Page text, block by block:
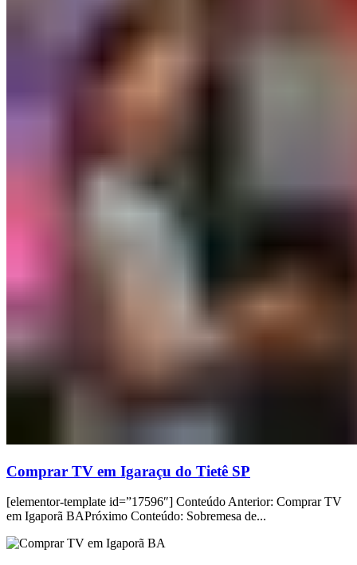
Comprar TV em Igaraçu do Tietê SP
[elementor-template id=”17596″] Conteúdo Anterior: Comprar TV
em Igaporã BAPróximo Conteúdo: Sobremesa de...